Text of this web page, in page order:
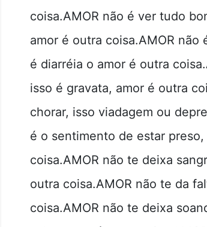
coisa.AMOR não é ver tudo
amor é outra coisa.AMOR
é diarréia o amor é outra
isso é gravata, amor é outra
chorar, isso viadagem ou
é o sentimento de estar
coisa.AMOR não te deixa
outra coisa.AMOR não te da
coisa.AMOR não te deixa